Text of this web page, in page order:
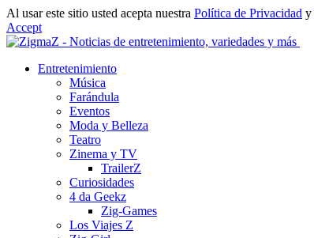
Al usar este sitio usted acepta nuestra Política de Privacidad y
Accept
Entretenimiento
Música
Farándula
Eventos
Moda y Belleza
Teatro
Zinema y TV
TrailerZ
Curiosidades
4 da Geekz
Zig-Games
Los Viajes Z